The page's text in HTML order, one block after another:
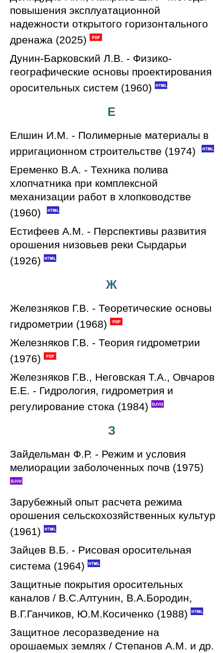
повышения эксплуатационной
надежности открытого горизонтального
дренажа (2025)
Дунин-Барковский Л.В. - Физико-
географические основы проектирования
оросительных систем (1960)
Е
Елшин И.М. - Полимерные материалы в
ирригационном строительстве (1974)
Еременко В.А. - Техника полива
хлопчатника при комплексной
механизации работ в хлопководстве
(1960)
Естифеев А.М. - Перспективы развития
орошения низовьев реки Сырдарьи
(1926)
Ж
Железняков Г.В. - Теоретические основы
гидрометрии (1968)
Железняков Г.В. - Теория гидрометрии
(1976)
Железняков Г.В., Неговская Т.А., Овчаров
Е.Е. - Гидрология, гидрометрия и
регулирование стока (1984)
З
Зайдельман Ф.Р. - Режим и условия
мелиорации заболоченных почв (1975)
Зарубежный опыт расчета режима
орошения сельскохозяйственных культур
(1961)
Зайцев В.Б. - Рисовая оросительная
система (1964)
Защитные покрытия оросительных
каналов / В.С.Алтунин, В.А.Бородин,
В.Г.Ганчиков, Ю.М.Косиченко (1988)
Защитное лесоразведение на
орошаемых землях / Степанов А.М. и др.